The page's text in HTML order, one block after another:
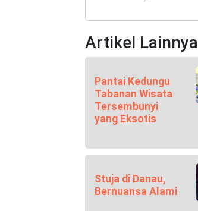
Artikel Lainnya
Pantai Kedungu
Tabanan Wisata
Tersembunyi
yang Eksotis
Stuja di Danau,
Bernuansa Alami